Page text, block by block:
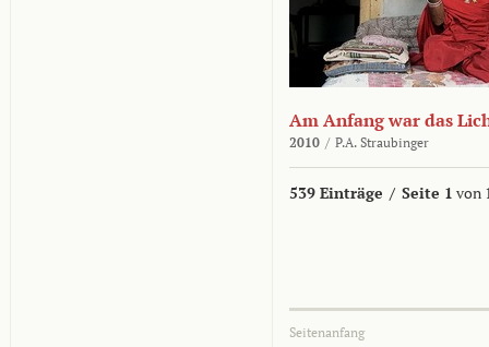
Am Anfang war das
2010 / P.A. Straubinger
539 Einträge / Seite 1 von
Seitenanfang